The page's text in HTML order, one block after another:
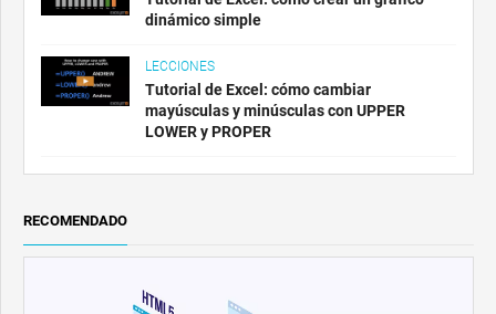
dinámico simple
LECCIONES
Tutorial de Excel: cómo cambiar
mayúsculas y minúsculas con UPPER
LOWER y PROPER
RECOMENDADO